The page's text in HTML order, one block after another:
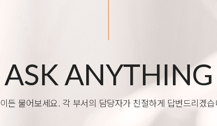
ASK ANYTHING
든 물어보세요. 각 부서의 담당자가 친절하게 답변드리겠